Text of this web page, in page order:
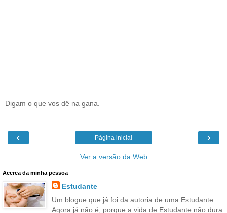
Digam o que vos dê na gana.
‹ ›
Página inicial
Ver a versão da Web
Acerca da minha pessoa
Estudante
Um blogue que já foi da autoria de uma Estudante.
Agora já não é, porque a vida de Estudante não dura